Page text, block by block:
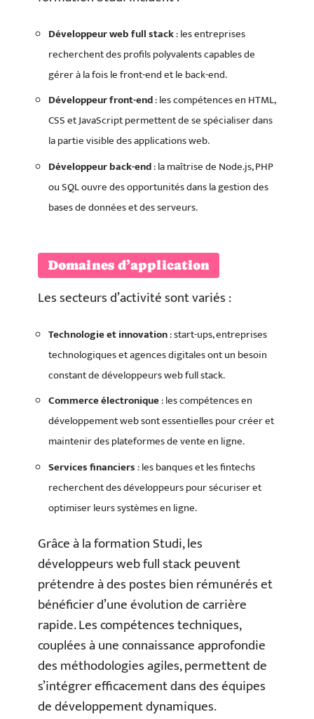
Développeur web full stack: les entreprises
recherchent des profils polyvalents capables de
gérer à la fois le front-end et le back-end.
Développeur front-end: les compétences en HTML,
CSS et JavaScript permettent de se spécialiser dans
la partie visible des applications web.
Développeur back-end: la maîtrise de Node.js, PHP
ou SQL ouvre des opportunités dans la gestion des
bases de données et des serveurs.
Domaines d’application
Les secteurs d’activité sont variés :
Technologie et innovation: start-ups, entreprises
technologiques et agences digitales ont un besoin
constant de développeurs web full stack.
Commerce électronique: les compétences en
développement web sont essentielles pour créer et
maintenir des plateformes de vente en ligne.
Services financiers: les banques et les fintechs
recherchent des développeurs pour sécuriser et
optimiser leurs systèmes en ligne.
Grâce à la formation Studi, les
développeurs web full stack peuvent
prétendre à des postes bien rémunérés et
bénéficier d’une évolution de carrière
rapide. Les compétences techniques,
couplées à une connaissance approfondie
des méthodologies agiles, permettent de
s’intégrer efficacement dans des équipes
de développement dynamiques.